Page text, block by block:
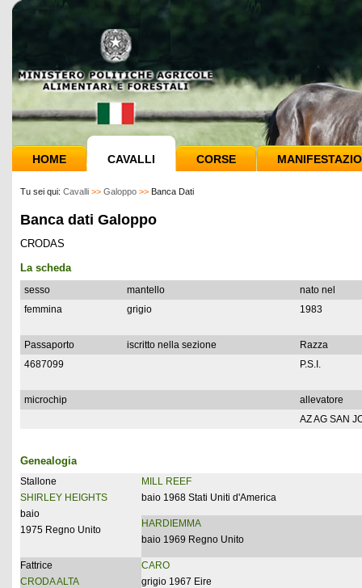
HOME CAVALLI CORSE
Tu sei qui: Cavalli >> Galoppo >> Banca Dati
Banca dati Galoppo
CRODAS
La scheda
sesso mantello
nato nel
femmina
grigio 1983
Passaporto iscritto nella sezione
Razza
4687099
P.S.I.
microchip
allevatore
AZ AG SAN
Genealogia
Stallone
SHIRLEY HEIGHTS
baio
1975 Regno Unito
MILL REEF
baio 1968 Stati Uniti d'America
HARDIEMMA
baio 1969 Regno Unito
Fattrice
CRODA ALTA
CARO
grigio 1967 Eire